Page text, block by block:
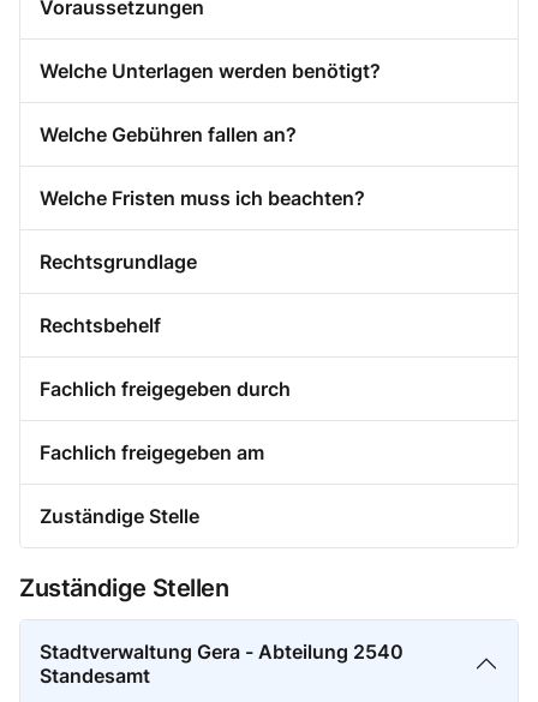
Voraussetzungen
Welche Unterlagen werden benötigt?
Welche Gebühren fallen an?
Welche Fristen muss ich beachten?
Rechtsgrundlage
Rechtsbehelf
Fachlich freigegeben durch
Fachlich freigegeben am
Zuständige Stelle
Zuständige Stellen
Stadtverwaltung Gera - Abteilung 2540
Standesamt